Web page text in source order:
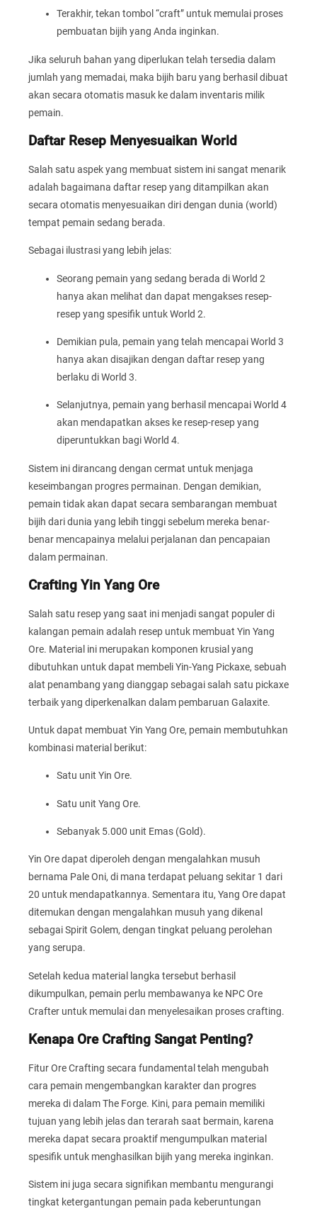
Terakhir, tekan tombol “craft” untuk memulai proses
pembuatan bijih yang Anda inginkan.
Jika seluruh bahan yang diperlukan telah tersedia dalam
jumlah yang memadai, maka bijih baru yang berhasil dibuat
akan secara otomatis masuk ke dalam inventaris milik
pemain.
Daftar Resep Menyesuaikan World
Salah satu aspek yang membuat sistem ini sangat menarik
adalah bagaimana daftar resep yang ditampilkan akan
secara otomatis menyesuaikan diri dengan dunia (world)
tempat pemain sedang berada.
Sebagai ilustrasi yang lebih jelas:
Seorang pemain yang sedang berada di World 2
hanya akan melihat dan dapat mengakses resep-
resep yang spesifik untuk World 2.
Demikian pula, pemain yang telah mencapai World 3
hanya akan disajikan dengan daftar resep yang
berlaku di World 3.
Selanjutnya, pemain yang berhasil mencapai World 4
akan mendapatkan akses ke resep-resep yang
diperuntukkan bagi World 4.
Sistem ini dirancang dengan cermat untuk menjaga
keseimbangan progres permainan. Dengan demikian,
pemain tidak akan dapat secara sembarangan membuat
bijih dari dunia yang lebih tinggi sebelum mereka benar-
benar mencapainya melalui perjalanan dan pencapaian
dalam permainan.
Crafting Yin Yang Ore
Salah satu resep yang saat ini menjadi sangat populer di
kalangan pemain adalah resep untuk membuat Yin Yang
Ore. Material ini merupakan komponen krusial yang
dibutuhkan untuk dapat membeli Yin-Yang Pickaxe, sebuah
alat penambang yang dianggap sebagai salah satu pickaxe
terbaik yang diperkenalkan dalam pembaruan Galaxite.
Untuk dapat membuat Yin Yang Ore, pemain membutuhkan
kombinasi material berikut:
Satu unit Yin Ore.
Satu unit Yang Ore.
Sebanyak 5.000 unit Emas (Gold).
Yin Ore dapat diperoleh dengan mengalahkan musuh
bernama Pale Oni, di mana terdapat peluang sekitar 1 dari
20 untuk mendapatkannya. Sementara itu, Yang Ore dapat
ditemukan dengan mengalahkan musuh yang dikenal
sebagai Spirit Golem, dengan tingkat peluang perolehan
yang serupa.
Setelah kedua material langka tersebut berhasil
dikumpulkan, pemain perlu membawanya ke NPC Ore
Crafter untuk memulai dan menyelesaikan proses crafting.
Kenapa Ore Crafting Sangat Penting?
Fitur Ore Crafting secara fundamental telah mengubah
cara pemain mengembangkan karakter dan progres
mereka di dalam The Forge. Kini, para pemain memiliki
tujuan yang lebih jelas dan terarah saat bermain, karena
mereka dapat secara proaktif mengumpulkan material
spesifik untuk menghasilkan bijih yang mereka inginkan.
Sistem ini juga secara signifikan membantu mengurangi
tingkat ketergantungan pemain pada keberuntungan